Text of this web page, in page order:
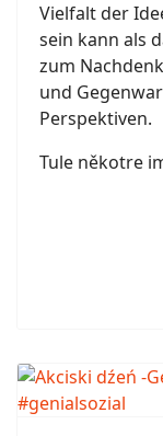
Vielfalt der
sein kann als
zum
und
Perspektiven.
Tule někotre